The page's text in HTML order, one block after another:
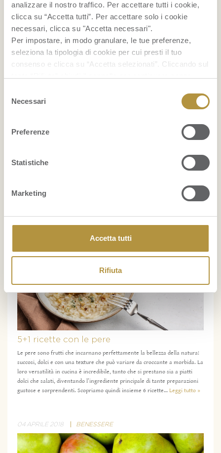
analizzare il nostro traffico. Per accettare tutti i cookie,
clicca su “Accetta tutti”. Per accettare solo i cookie
necessari, clicca su "Accetta necessari".
Per impostare, in modo granulare, le tue preferenze,
seleziona la tipologia di cookie per cui presti il tuo
consenso e clicca su “Accetta selezionati”. Cliccando sul
Se vuoi saperne di più clicca
per accedere alla
delNecessari
Preferenze
Statistiche
Marketing
Accetta tutti
Rifiuta
Kaiser, Decana e William. Vale la pena
conoscerle tutte, per scegliere le più adatte a
esaltare preparazioni dolci e salate.
Potrebbe interessarti
anche:
08 SETTEMBRE 2025
5+1 ricette con le pere
Le pere sono frutti che incarnano perfettamente la bellezza della natura:
succosi, dolci e con una texture che può variare da croccante a morbida. La
loro versatilità in cucina è incredibile, tanto che si prestano sia a piatti
dolci che salati, diventando l’ingrediente principale di tante preparazioni
gustose e sorprendenti. Scopriamo quindi insieme 6 ricette… Leggi tutto »
04 APRILE 2018 BENESSERE